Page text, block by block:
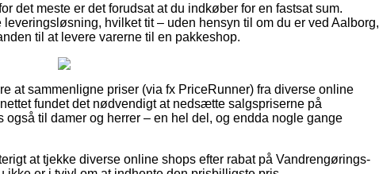
det meste er det forudsat at du indkøber for en fastsat sum.
hvilket tit – uden hensyn til om du er ved Aalborg,
til at levere varerne til en pakkeshop.
at sammenligne priser (via fx PriceRunner) fra diverse online
fundet det nødvendigt at nedsætte salgspriserne på
til damer og herrer – en hel del, og endda nogle gange
at tjekke diverse online shops efter rabat på Vandrengørings-